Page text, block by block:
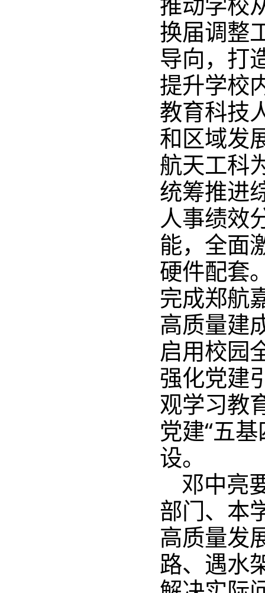
换届调整
导向，打
提升学校
教育科技
和区域发
航天工科
统筹推进
人事绩效
能，全面
硬件配套
完成郑航
高质量建
启用校园
强化党建
观学习教
党建“五
设。
邓中亮
部门、本
高质量发
路、遇水